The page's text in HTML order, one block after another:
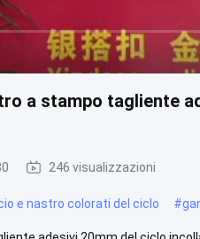
a stampo tagliente
246 visualizzazioni
e nastro colorati del ciclo #